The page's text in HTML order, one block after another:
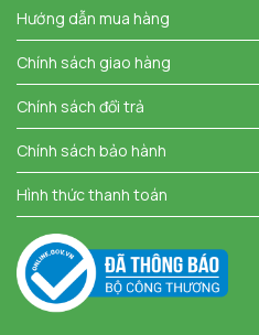
Hướng dẫn mua hàng
Chính sách giao hàng
Chính sách đổi trả
Chính sách bảo hành
Hình thức thanh toán